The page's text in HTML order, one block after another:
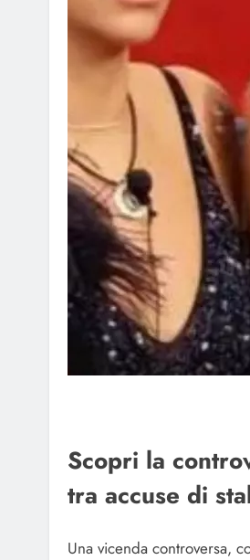
Scopri la
tra accuse di
Una vicenda controversa,